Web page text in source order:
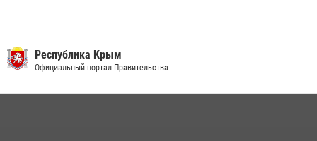
В Ялте росгвардейцы задержали подозреваемого в краже
Республика Крым
Официальный портал Правительства